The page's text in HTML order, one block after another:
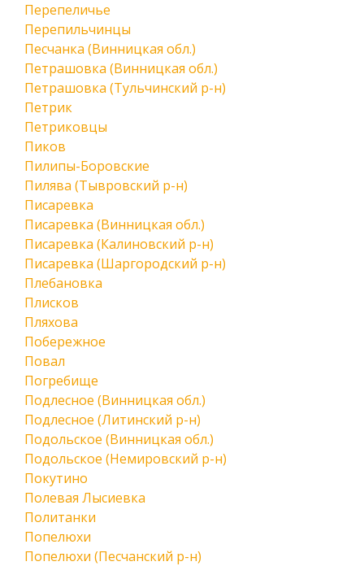
Перепеличье
Перепильчинцы
Песчанка (Винницкая обл.)
Петрашовка (Винницкая обл.)
Петрашовка (Тульчинский р-н)
Петрик
Петриковцы
Пиков
Пилипы-Боровские
Пилява (Тывровский р-н)
Писаревка
Писаревка (Винницкая обл.)
Писаревка (Калиновский р-н)
Писаревка (Шаргородский р-н)
Плебановка
Плисков
Пляхова
Побережное
Повал
Погребище
Подлесное (Винницкая обл.)
Подлесное (Литинский р-н)
Подольское (Винницкая обл.)
Подольское (Немировский р-н)
Покутино
Полевая Лысиевка
Политанки
Попелюхи
Попелюхи (Песчанский р-н)